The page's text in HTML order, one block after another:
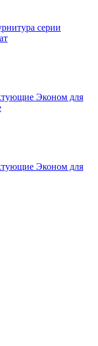
серии
Эконом для
Эконом для